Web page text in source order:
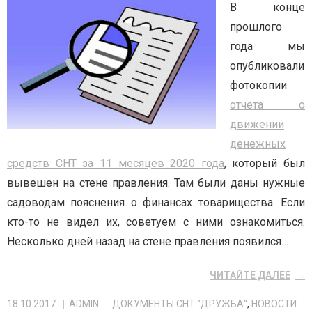
В конце
прошлого
года мы
опубликовали
фотокопии
отчета о
движении
денежных
средств СНТ за 11 месяцев 2020 года, который был
вывешен на стене правления. Там были даны нужные
садоводам пояснения о финансах товарищества. Если
кто-то не видел их, советуем с ними ознакомиться.
Несколько дней назад на стене правления появился…
ЧИТАЙТЕ ДАЛЕЕ
18.10.2017 ADMIN ДОКУМЕНТЫ СНТ "ДРУЖБА", НОВОСТИ